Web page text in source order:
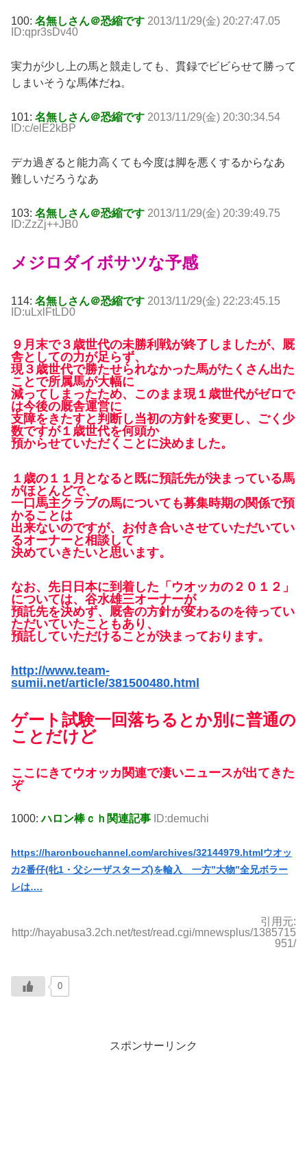
100: 名無しさん＠恐縮です 2013/11/29(金) 20:27:47.05
ID:qpr3sDv40
実力が少し上の馬と競走しても、貫録でビビらせて勝って
しまいそうな馬体だね。
101: 名無しさん＠恐縮です 2013/11/29(金) 20:30:34.54
ID:c/elE2kBP
デカ過ぎると能力高くても今度は脚を悪くするからなあ
難しいだろうなあ
103: 名無しさん＠恐縮です 2013/11/29(金) 20:39:49.75
ID:ZzZj++JB0
メジロダイボサツな予感
114: 名無しさん＠恐縮です 2013/11/29(金) 22:23:45.15
ID:uLxlFtLD0
９月末で３歳世代の未勝利戦が終了しましたが、厩
舎としての力が足らず、
現３歳世代で勝たせられなかった馬がたくさん出た
ことで所属馬が大幅に
減ってしまったため、このまま現１歳世代がゼロで
は今後の厩舎運営に
支障をきたすと判断し当初の方針を変更し、ごく少
数ですが１歳世代を何頭か
預からせていただくことに決めました。
１歳の１１月となると既に預託先が決まっている馬
がほとんどで、
一口馬主クラブの馬についても募集時期の関係で預
かることは
出来ないのですが、お付き合いさせていただいてい
るオーナーと相談して
決めていきたいと思います。
なお、先日日本に到着した「ウオッカの２０１２」
については、谷水雄三オーナーが
預託先を決めず、厩舎の方針が変わるのを待ってい
ただいていたこともあり、
預託していただけることが決まっております。
http://www.team-
sumii.net/article/381500480.html
ゲート試験一回落ちるとか別に普通の
ことだけど
ここにきてウオッカ関連で凄いニュースが出てきた
ぞ
1000:ハロン棒ｃｈ関連記事 ID:demuchi
https://haronbouchannel.com/archives/32144979.htmlウオッ
カ2番仔(牝1・父シーザスターズ)を輸入 一方”大物”全兄ボラー
レは….
引用元:
http://hayabusa3.2ch.net/test/read.cgi/mnewsplus/1385715
951/
0
スポンサーリンク